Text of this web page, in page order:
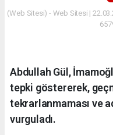
(Web Sitesi) - Web Sitesi |
Abdullah Gül,
tepki göstererek,
tekrarlanmaması ve
vurguladı.